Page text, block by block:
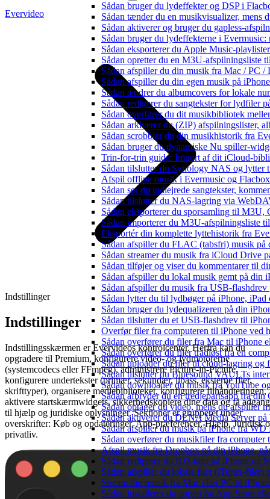
Sådan bruger du lydeffekter og DSP i
Sådan tænder du en musikvisualizer, mens
Sådan aktiverer og bruger du gapless-
Sådan bruger du lydeffekterne i
Sådan eksporterer du Apple Music-
Sådan opretter du en M3U-
Sådan afspiller du din musik fra Mac / PC
Sådan afspiller du din egen musik på
Sådan ændrer du albumcovers for lokale
Sådan redigerer du sangtekster for lydfiler
Sådan overfører du dit musikbibliotek
Sådan arkiverer du (ZIP) afspilningslister,
Sådan scrobbler du din musikhistorik fra
Sådan bruger du dynamiske Nu spiller-
Trin-for-trin guide: Import af dit iCloud-
Sådan tilslutter du Synology NAS og lytter
Afspil offline musik i Evermusic og
Sådan ser du indlejrede sangtekster,
Sådan tilslutter du NAS-lagring via
Sådan eksporterer du sporsamling til
Sådan importerer du M3U-afspilningsliste
Eksportér din komplette lyttehistorik fra
Sådan afspiller du FLAC (tabsfri) musik på
Sådan streamer du musik fra iCloud Drive
Sådan tilføjer og viser du kommentarer til
Sådan afspiller du lokal musik gemt på din
Sådan afspiller du musik fra USB-
Sådan lytter du til lydbøger på iPhone,
Sådan bruger du lydequalizeren på din
Sådan tilslutter du et USB-flashdrev til
Overfør filer fra computeren til iPhone
Sådan overfører du filer fra Mac til iPhone
Sådan overfører du filer trådløst fra en
Sådan uploader du filer til cloud-lagring
Sådan tilslutter du Bluesound VAULTs
Sådan downloader du musik fra YouTube
Sådan afbryder du en tredjepartsapp fra din
Sådan optager du video, mens du afspiller
Sådan aktiverer du DLNA Media Server
Sådan afspiller du musik på iPhone fra
Sådan overfører du musikfiler fra
Afspil musik fra Dropbox på din iPhone,
Sådan redigerer du ID3-tags på iPhone og
Sådan afspiller du lokale filer (iTunes-filer)
Stream din musik fra Mac eller PC til
Sådan installerer du appen fra App Store
Evervideo
Indstillinger
Indstillinger
Indstillingsskærmen er Evervideos kontrolcenter. Herfra kan du
opgradere til Premium, konfigurere video- og lydmotorerne
(systemcodecs eller FFmpeg), administrere Picture-in-Picture,
konfigurere undertekster (primær, sekundær, libass, eksterne filer,
skrifttyper), organisere mediebiblioteket, konfigurere filhåndteringen,
aktivere startskærmwidgets, sikkerhedskopiere dine data og få adgang
til hjælp og juridiske oplysninger. Sektioner er grupperet under
overskrifter: Køb og opdateringer, App-præferencer, Hjælp, Juridisk
privatliv.